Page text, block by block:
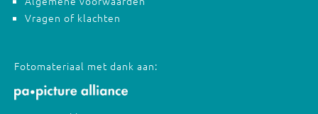
Vragen of klachten
Fotomateriaal met dank aan: